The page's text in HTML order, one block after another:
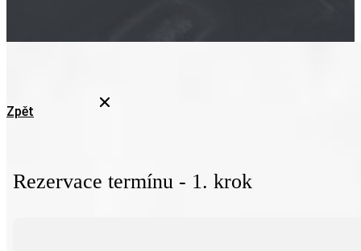
Zpět
Rezervace termínu - 1. krok